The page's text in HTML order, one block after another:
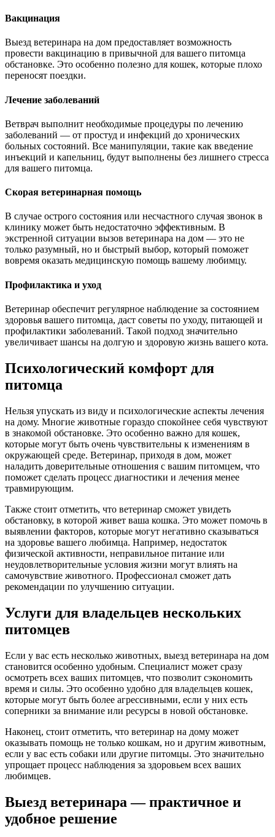
Вакцинация
Выезд ветеринара на дом предоставляет возможность
провести вакцинацию в привычной для вашего питомца
обстановке. Это особенно полезно для кошек, которые плохо
переносят поездки.
Лечение заболеваний
Ветврач выполнит необходимые процедуры по лечению
заболеваний — от простуд и инфекций до хронических
больных состояний. Все манипуляции, такие как введение
инъекций и капельниц, будут выполнены без лишнего стресса
для вашего питомца.
Скорая ветеринарная помощь
В случае острого состояния или несчастного случая звонок в
клинику может быть недостаточно эффективным. В
экстренной ситуации вызов ветеринара на дом — это не
только разумный, но и быстрый выбор, который поможет
вовремя оказать медицинскую помощь вашему любимцу.
Профилактика и уход
Ветеринар обеспечит регулярное наблюдение за состоянием
здоровья вашего питомца, даст советы по уходу, питающей и
профилактики заболеваний. Такой подход значительно
увеличивает шансы на долгую и здоровую жизнь вашего кота.
Психологический комфорт для
питомца
Нельзя упускать из виду и психологические аспекты лечения
на дому. Многие животные гораздо спокойнее себя чувствуют
в знакомой обстановке. Это особенно важно для кошек,
которые могут быть очень чувствительны к изменениям в
окружающей среде. Ветеринар, приходя в дом, может
наладить доверительные отношения с вашим питомцем, что
поможет сделать процесс диагностики и лечения менее
травмирующим.
Также стоит отметить, что ветеринар сможет увидеть
обстановку, в которой живет ваша кошка. Это может помочь в
выявлении факторов, которые могут негативно сказываться
на здоровье вашего любимца. Например, недостаток
физической активности, неправильное питание или
неудовлетворительные условия жизни могут влиять на
самочувствие животного. Профессионал сможет дать
рекомендации по улучшению ситуации.
Услуги для владельцев нескольких
питомцев
Если у вас есть несколько животных, выезд ветеринара на дом
становится особенно удобным. Специалист может сразу
осмотреть всех ваших питомцев, что позволит сэкономить
время и силы. Это особенно удобно для владельцев кошек,
которые могут быть более агрессивными, если у них есть
соперники за внимание или ресурсы в новой обстановке.
Наконец, стоит отметить, что ветеринар на дому может
оказывать помощь не только кошкам, но и другим животным,
если у вас есть собаки или другие питомцы. Это значительно
упрощает процесс наблюдения за здоровьем всех ваших
любимцев.
Выезд ветеринара — практичное и
удобное решение